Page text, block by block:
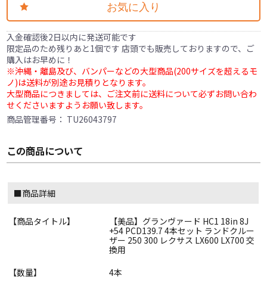
お気に入り
入金確認後2日以内に発送可能です
限定品のため残りあと1個です 店頭でも販売しておりますので、ご
購入はお早めに！
※沖縄・離島及び、バンパーなどの大型商品(200サイズを超えるモ
ノ)は送料が別途お見積りとなります。
大型商品につきましては、ご注文前に送料について必ずお問い合わ
せくださいますようお願い致します。
商品管理番号： TU26043797
この商品について
■商品詳細
【商品タイトル】
【美品】グランヴァード HC1 18in 8J
+54 PCD139.7 4本セット ランドクルー
ザー 250 300 レクサス LX600 LX700 交
換用
【数量】
4本